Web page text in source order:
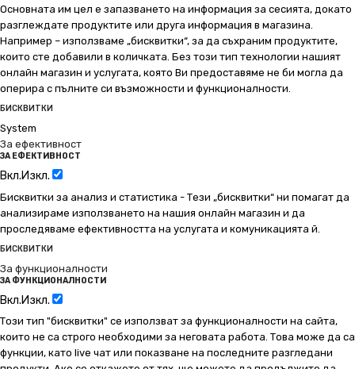
Основната им цел е запазването на информация за сесията, докато
разглеждате продуктите или друга информация в магазина.
Например – използваме „бисквитки“, за да съхраним продуктите,
които сте добавили в количката. Без този тип технологии нашият
онлайн магазин и услугата, която Ви предоставяме не би могла да
оперира с пълните си възможности и функционалности.
БИСКВИТКИ
System
За ефективност
ЗА ЕФЕКТИВНОСТ
Вкл.Изкл.
Бисквитки за анализ и статистика - Тези „бисквитки“ ни помагат да
анализираме използването на нашия онлайн магазин и да
проследяваме ефективността на услугата и комуникацията й.
БИСКВИТКИ
За функционалности
ЗА ФУНКЦИОНАЛНОСТИ
Вкл.Изкл.
Този тип "бисквитки" се използват за функционалности на сайта,
които не са строго необходими за неговата работа. Това може да са
функции, като live чат или показване на последните разгледани